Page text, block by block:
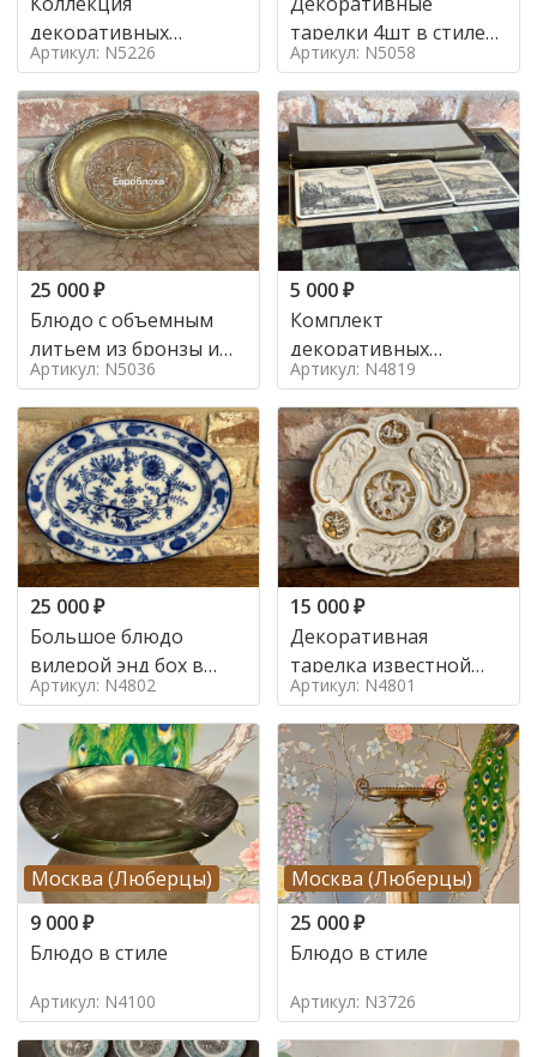
декоративных
тарелок Лимож. в
стиле
Артикул: N5226
тарелки 4шт в стиле
Англия, начало 20в
Артикул: N5058
25 000₽
Блюдо с объемным
литьем из бронзы и
меди в стиле
Франция, 19в
Артикул: N5036
5 000₽
Комплект
декоративных
подставок под
горячее в коробке в
стиле
Артикул: N4819
25 000₽
Большое блюдо
вилерой энд бох в
стиле рубеж 19/20вв
Артикул: N4802
15 000₽
Декоративная
тарелка известной
Артикул: N4801
Москва (Люберцы)
9 000₽
Блюдо в стиле
Артикул: N4100
Москва (Люберцы)
25 000₽
Блюдо в стиле
Артикул: N3726